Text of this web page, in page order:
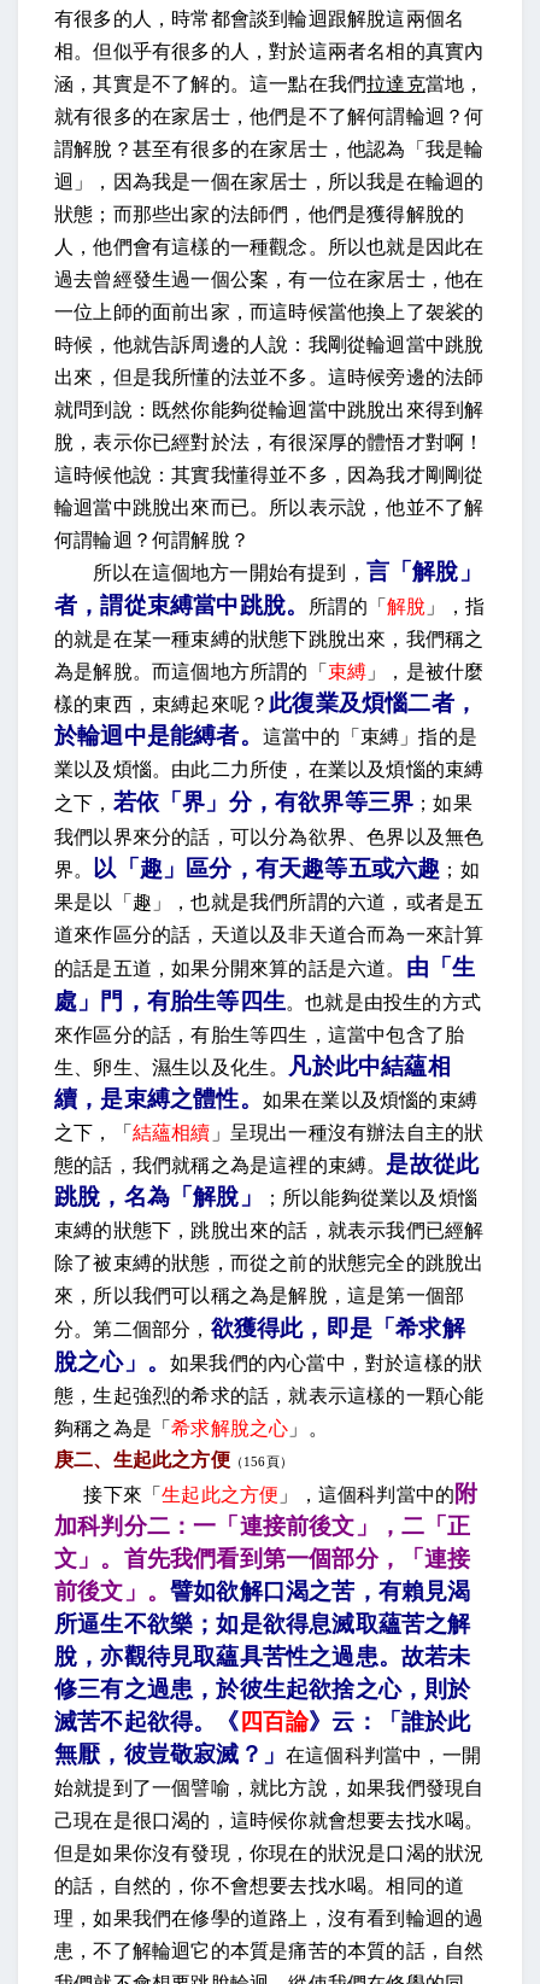
有很多的人，時常都會談到輪迴跟解脫這兩個名
相。但似乎有很多的人，對於這兩者名相的真實內
涵，其實是不了解的。這一點在我們拉達克當地，
就有很多的在家居士，他們是不了解何謂輪迴？何
謂解脫？甚至有很多的在家居士，他認為「我是輪
迴」，因為我是一個在家居士，所以我是在輪迴的
狀態；而那些出家的法師們，他們是獲得解脫的
人，他們會有這樣的一種觀念。所以也就是因此在
過去曾經發生過一個公案，有一位在家居士，他在
一位上師的面前出家，而這時候當他換上了袈裟的
時候，他就告訴周邊的人說：我剛從輪迴當中跳脫
出來，但是我所懂的法並不多。這時候旁邊的法師
就問到說：既然你能夠從輪迴當中跳脫出來得到解
脫，表示你已經對於法，有很深厚的體悟才對啊！
這時候他說：其實我懂得並不多，因為我才剛剛從
輪迴當中跳脫出來而已。所以表示說，他並不了解
何謂輪迴？何謂解脫？
所以在這個地方一開始有提到， 言「解脫」
者，謂從束縛當中跳脫。 所謂的「解脫 」，指
的就是在某一種束縛的狀態下跳脫出來，我們稱之
為是解脫。而這個地方所謂的「 束縛 」，是被什麼
樣的東西，束縛起來呢？ 此復業及煩惱二者，
於輪迴中是能縛者。
這當中的「束縛」指的是
業以及煩惱。由此二力所使，在業以及煩惱的束縛
之下， 若依「界」分，有欲界等三界 ；如果
我們以界來分的話，可以分為欲界、色界以及無色
界。
以「趣」區分，有天趣等五或六趣 ；如
果是以「趣」，也就是我們所謂的六道，或者是五
道來作區分的話，天道以及非天道合而為一來計算
的話是五道，如果分開來算的話是六道。 由「生
處」門，有胎生等四生。也就是由投生的方式
來作區分的話，有胎生等四生，這當中包含了胎
生、卵生、濕生以及化生。
凡於此中結蘊相
續 ， 是束縛之體性。
如果在業以及煩惱的束縛
之下，「 結蘊相續 」呈現出一種沒有辦法自主的狀
態的話，我們就稱之為是這裡的束縛。 是故從此
跳脫，名為「解脫」
；所以能夠從業以及煩惱
束縛的狀態下，跳脫出來的話，就表示我們已經解
除了被束縛的狀態，而從之前的狀態完全的跳脫出
來，所以我們可以稱之為是解脫，這是第一個部
分。第二個部分， 欲獲得此，即是「希求解
脫之心」 。如果我們的內心當中，對於這樣的狀
態，生起強烈的希求的話，就表示這樣的一顆心能
夠稱之為是「希求解脫之心 」。
庚二、生起此之方便 （156頁）
接下來「生起此之方便 」，這個科判當中的 附
加科判分二：一「連接前後文」，二「正
文」。首先我們看到第一個部分，「連接
前後文」。 譬如欲解口渴之苦，有賴見渴
所逼生不欲樂；如是欲得息滅取蘊苦之解
脫，亦觀待見取蘊具苦性之過患。故若未
修三有之過患，於彼生起欲捨之心，則於
滅苦不起欲得。《 四百論》云：「誰於此
無厭，彼豈敬寂滅 ？」在這個科判當中，一開
始就提到了一個譬喻，就比方說，如果我們發現自
己現在是很口渴的，這時候你就會想要去找水喝。
但是如果你沒有發現，你現在的狀況是口渴的狀況
的話，自然的，你不會想要去找水喝。相同的道
理，如果我們在修學的道路上，沒有看到輪迴的過
患，不了解輪迴它的本質是痛苦的本質的話，自然